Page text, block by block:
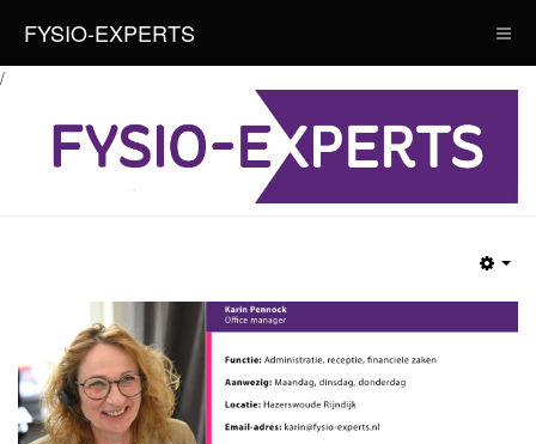
/
FYSIO-EXPERTS